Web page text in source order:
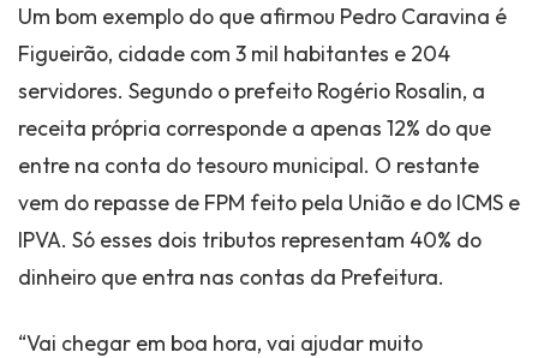
Um bom exemplo do que afirmou Pedro Caravina é
Figueirão, cidade com 3 mil habitantes e 204
servidores. Segundo o prefeito Rogério Rosalin, a
receita própria corresponde a apenas 12% do que
entre na conta do tesouro municipal. O restante
vem do repasse de FPM feito pela União e do ICMS e
IPVA. Só esses dois tributos representam 40% do
dinheiro que entra nas contas da Prefeitura.
“Vai chegar em boa hora, vai ajudar muito